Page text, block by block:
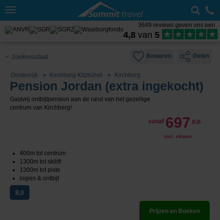
Toggle
3649 reviews geven ons een
4,8 van 5
< Zoekresultaat Bewaren Delen
Oostenrijk Kirchberg-Kitzbühel Kirchberg
Pension Jordan (extra ingekocht)
Gastvrij ontbijtpension aan de rand van het gezellige
centrum van Kirchberg!
vanaf 697 p.p.
incl. skipas
400m tot centrum
1300m tot skilift
1300m tot piste
logies & ontbijt
8,0
Prijzen en Boeken